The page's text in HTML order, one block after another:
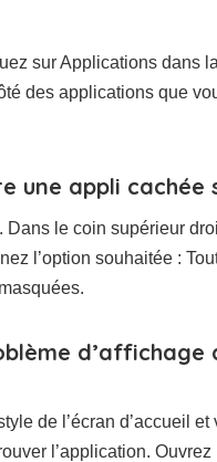
sur Applications dans
des applications que
une appli cachée
le coin supérieur
l’option souhaitée :
d’affichage
de l’écran d’accueil
l’application.